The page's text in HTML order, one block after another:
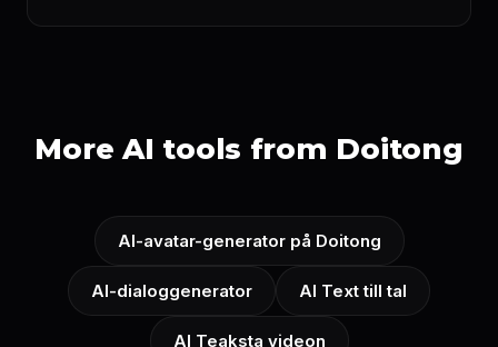
More AI tools from Doitong
AI-avatar-generator på Doitong
AI-dialoggenerator AI Text till tal
AI Teaksta videon